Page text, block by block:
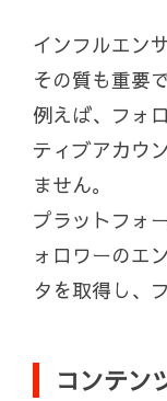
インフルエン
その質も重要で
例えば、フォ
ティブアカウ
ません。
プラットフォ
ォロワーのエ
タを取得し、
コンテン